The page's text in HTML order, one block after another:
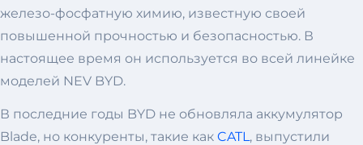
железо-фосфатную химию, известную своей
повышенной прочностью и безопасностью. В
настоящее время он используется во всей линейке
моделей NEV BYD.
В последние годы BYD не обновляла аккумулятор
Blade, но конкуренты, такие как CATL , выпустили